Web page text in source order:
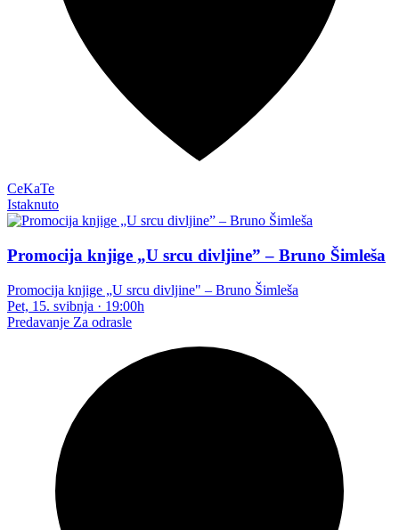
CeKaTe
Istaknuto
Promocija knjige „U srcu divljine” – Bruno Šimleša
Promocija knjige „U srcu divljine" – Bruno Šimleša
Pet, 15. svibnja · 19:00h
Predavanje Za odrasle